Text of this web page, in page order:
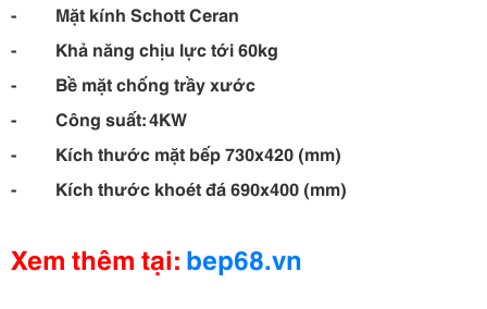
- Mặt kính Schott Ceran
- Khả năng chịu lực tới 60kg
- Bề mặt chống trầy xước
- Công suất: 4KW
- Kích thước mặt bếp 730x420 (mm)
- Kích thước khoét đá 690x400 (mm)
Xem thêm tại: bep68.vn